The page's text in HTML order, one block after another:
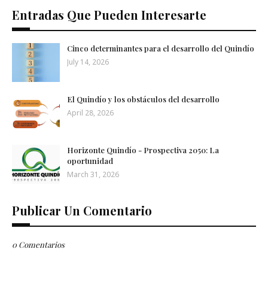
Entradas Que Pueden Interesarte
Cinco determinantes para el desarrollo del Quindío
July 14, 2026
El Quindío y los obstáculos del desarrollo
April 28, 2026
Horizonte Quindío - Prospectiva 2050: La
oportunidad
March 31, 2026
Publicar Un Comentario
0 Comentarios